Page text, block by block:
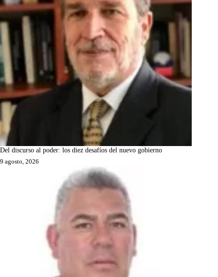
Del discurso al poder: los diez desafíos del nuevo gobierno
9 agosto, 2026